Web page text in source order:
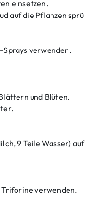
b
i
n
E
e
B
einsetzen.
auf die Pflanzen
verwenden.
und Blüten.
9 Teile Wasser)
Triforine verwenden.